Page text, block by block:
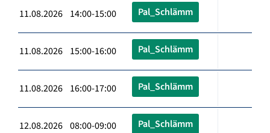
11.08.2026 14:00-15:00 Pal_Schlämm
11.08.2026 15:00-16:00 Pal_Schlämm
11.08.2026 16:00-17:00 Pal_Schlämm
12.08.2026 08:00-09:00 Pal_Schlämm